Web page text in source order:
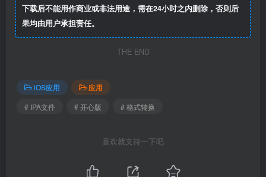
下载后不能用作商业或非法用途，需在24小时之内删除，否则后
果均由用户承担责任。
THE END
iOS应用
应用
# IPA文件
# 开心版 # 格式转换
喜欢就支持一下吧